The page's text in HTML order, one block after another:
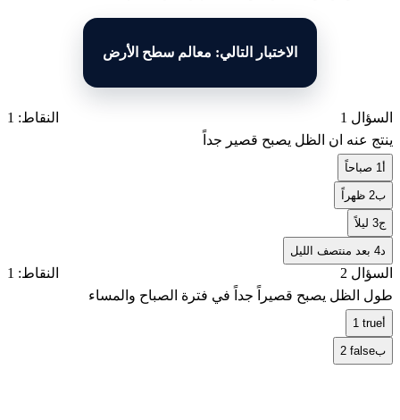
الاختبار التالي: معالم سطح الأرض
السؤال 1
النقاط: 1
ينتج عنه ان الظل يصبح قصير جداً
1 صباحاً
ب2 ظهراً
ج3 ليلاً
4 بعد منتصف الليل
السؤال 2
النقاط: 1
طول الظل يصبح قصيراً جداً في فترة الصباح والمساء
1 true
ب2 false